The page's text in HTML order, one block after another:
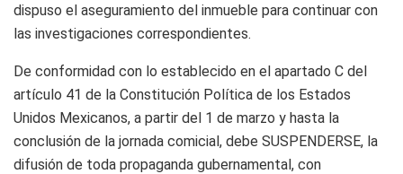
dispuso el aseguramiento del inmueble para continuar con
las investigaciones correspondientes.
De conformidad con lo establecido en el apartado C del
artículo 41 de la Constitución Política de los Estados
Unidos Mexicanos, a partir del 1 de marzo y hasta la
conclusión de la jornada comicial, debe SUSPENDERSE, la
difusión de toda propaganda gubernamental, con